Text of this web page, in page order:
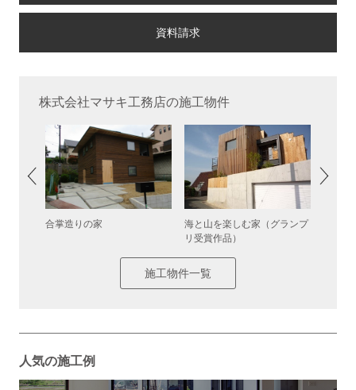
株式会社マサキ工務店の施工物件
合掌造りの家
海と山を楽しむ家（グランプ
リ受賞作品）
施工物件一覧
人気の施工例